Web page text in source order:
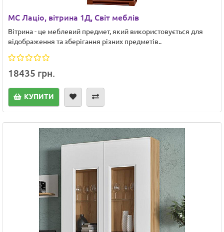
МC Лаціо, вітрина 1Д, Світ меблів
Вітрина - це меблевий предмет, який використовується для
відображення та зберігання різних предметів..
18435 грн.
КУПИТИ